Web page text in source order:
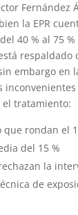
Fernández
la EPR
40 % al 75 %
respaldado
embargo en
el tratamiento:
que rondan el
del 15 %
la
de